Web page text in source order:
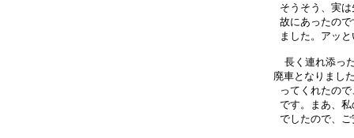
そうそう、実
故にあったの
ました。アッ
長く連れ添っ
廃車となりまし
ってくれたの
です。まあ、
でしたの